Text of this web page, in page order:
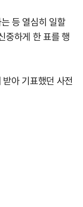
등 열심히 일할
중하게 한 표를 행
아 기표했던 사전